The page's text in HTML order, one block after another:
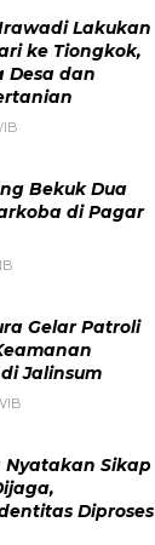
Lakukan
ke Tiongkok,
Desa dan
Bekuk Dua
di Pagar
Gelar Patroli
Jalinsum
Nyatakan Sikap
Diproses